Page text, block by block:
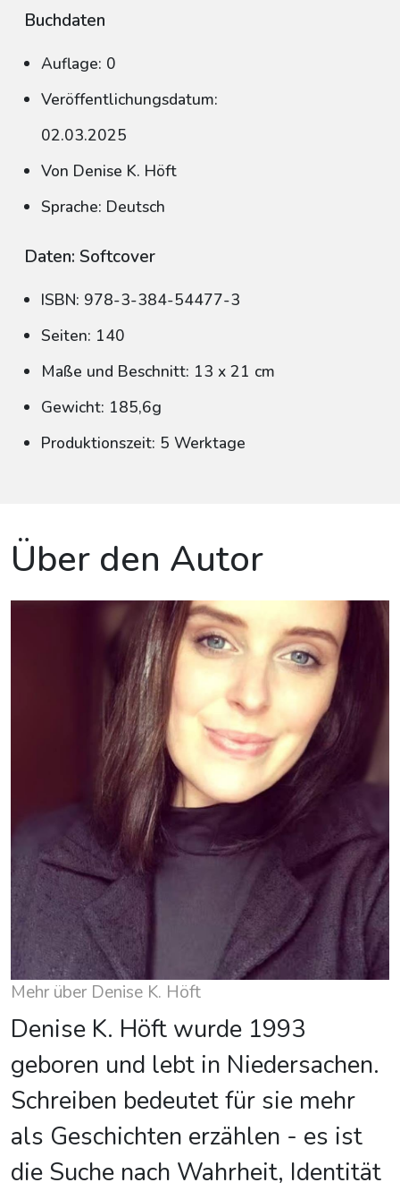
Buchdaten
Auflage: 0
Veröffentlichungsdatum:
02.03.2025
Von Denise K. Höft
Sprache: Deutsch
Daten: Softcover
ISBN: 978-3-384-54477-3
Seiten: 140
Maße und Beschnitt: 13 x 21 cm
Gewicht: 185,6g
Produktionszeit: 5 Werktage
Über den Autor
Mehr über Denise K. Höft
Denise K. Höft wurde 1993
geboren und lebt in Niedersachen.
Schreiben bedeutet für sie mehr
als Geschichten erzählen - es ist
die Suche nach Wahrheit, Identität